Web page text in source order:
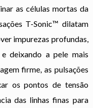
as células mortas da
T-Sonic™ dilatam
impurezas profundas,
deixando a pele mais
firme, as pulsações
os pontos de tensão
das linhas finas para